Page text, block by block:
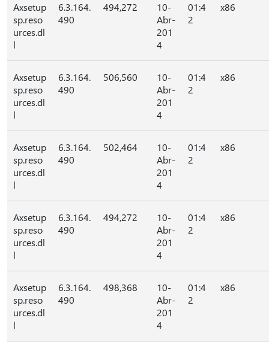
Axsetup
sp.reso
urces.dl
l
6.3.164.
490
494,272
10-
Abr-
201
4
01:4
2
x86
Axsetup
sp.reso
urces.dl
l
6.3.164.
490
506,560
10-
Abr-
201
4
01:4
2
x86
Axsetup
sp.reso
urces.dl
l
6.3.164.
490
502,464
10-
Abr-
201
4
01:4
2
x86
Axsetup
sp.reso
urces.dl
l
6.3.164.
490
494,272
10-
Abr-
201
4
01:4
2
x86
Axsetup
sp.reso
urces.dl
l
6.3.164.
490
498,368
10-
Abr-
201
4
01:4
2
x86